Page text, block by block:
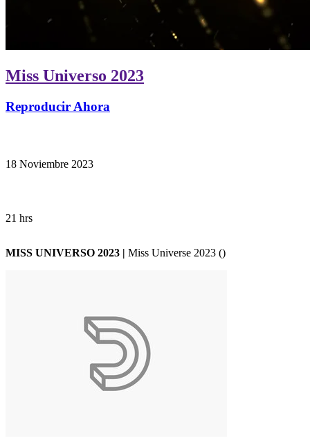
Miss Universo 2023
Reproducir Ahora
18 Noviembre 2023
21 hrs
MISS UNIVERSO 2023 | Miss Universe 2023 ()